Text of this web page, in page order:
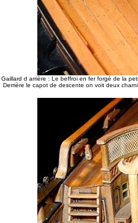
Gaillard d arrière : Le beffroi en fer forgé de la
Derrière le capot de descente on voit deux